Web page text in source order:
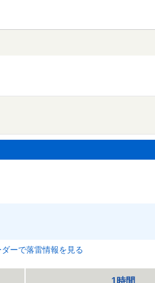
ーで落雷情報を見る
1時間